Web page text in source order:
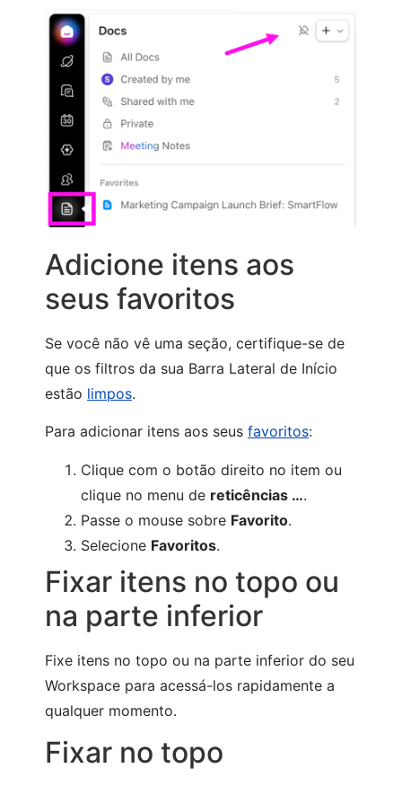
Adicione itens aos
seus favoritos
Se você não vê uma seção, certifique-se de
que os filtros da sua Barra Lateral de Início
estão limpos.
Para adicionar itens aos seus favoritos:
Clique com o botão direito no item ou
clique no menu de reticências ….
Passe o mouse sobre Favorito.
Selecione Favoritos.
Fixar itens no topo ou
na parte inferior
Fixe itens no topo ou na parte inferior do seu
Workspace para acessá-los rapidamente a
qualquer momento.
Fixar no topo